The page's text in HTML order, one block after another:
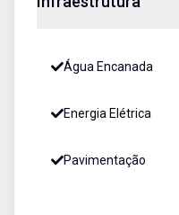
Água Encanada
Energia Elétrica
Pavimentação